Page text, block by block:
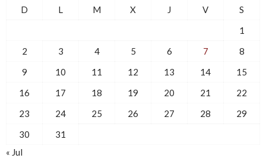
D L M X J V
S
1
2
3 4 5 6 7
8
9
10 11 12 13 14
15
16
17 18 19 20 21
22
23
24 25 26 27 28
29
30
31
« Jul